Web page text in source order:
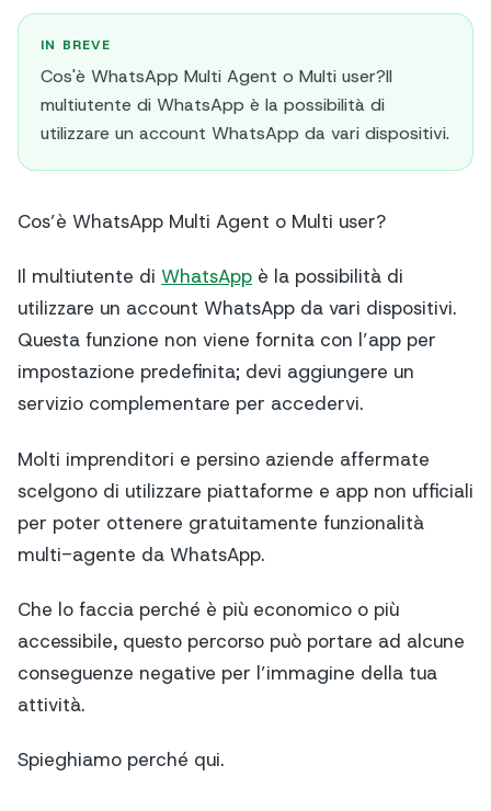
IN BREVE
Cos'è WhatsApp Multi Agent o Multi user?Il
multiutente di WhatsApp è la possibilità di
utilizzare un account WhatsApp da vari dispositivi.
Cos’è WhatsApp Multi Agent o Multi user?
Il multiutente di WhatsApp è la possibilità di
utilizzare un account WhatsApp da vari dispositivi.
Questa funzione non viene fornita con l’app per
impostazione predefinita; devi aggiungere un
servizio complementare per accedervi.
Molti imprenditori e persino aziende affermate
scelgono di utilizzare piattaforme e app non ufficiali
per poter ottenere gratuitamente funzionalità
multi-agente da WhatsApp.
Che lo faccia perché è più economico o più
accessibile, questo percorso può portare ad alcune
conseguenze negative per l’immagine della tua
attività.
Spieghiamo perché qui.